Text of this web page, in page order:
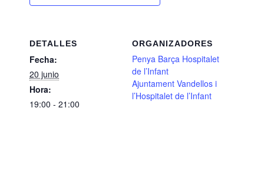
DETALLES
Fecha:
20 junio
Hora:
19:00 - 21:00
ORGANIZADORES
Penya Barça Hospitalet
de l’Infant
Ajuntament Vandellos i
l’Hospitalet de l’Infant